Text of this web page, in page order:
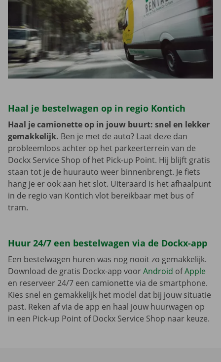
Haal je bestelwagen op in regio Kontich
Haal je camionette op in jouw buurt: snel en lekker
gemakkelijk. Ben je met de auto? Laat deze dan
probleemloos achter op het parkeerterrein van de
Dockx Service Shop of het Pick-up Point. Hij blijft gratis
staan tot je de huurauto weer binnenbrengt. Je fiets
hang je er ook aan het slot. Uiteraard is het afhaalpunt
in de regio van Kontich vlot bereikbaar met bus of
tram.
Huur 24/7 een bestelwagen via de Dockx-app
Een bestelwagen huren was nog nooit zo gemakkelijk.
Download de gratis Dockx-app voorAndroid ofApple
en reserveer 24/7 een camionette via de smartphone.
Kies snel en gemakkelijk het model dat bij jouw situatie
past. Reken af via de app en haal jouw huurwagen op
in een Pick-up Point of Dockx Service Shop naar keuze.